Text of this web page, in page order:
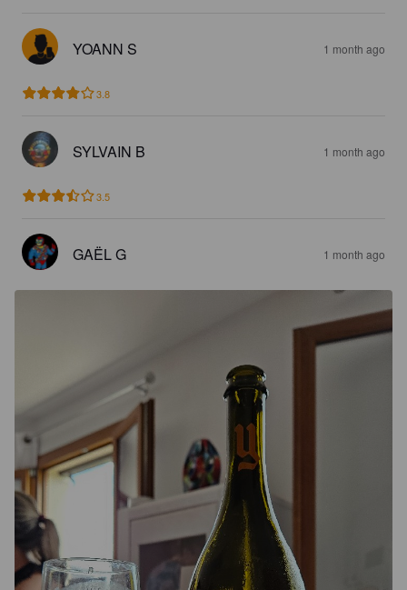
YOANN S 1 month ago
3.8
SYLVAIN B 1 month ago
3.5
GAËL G 1 month ago